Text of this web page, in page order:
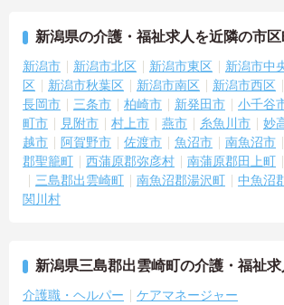
新潟県の介護・福祉求人を近隣の市
新潟市 新潟市北区 新潟市東区 新潟市中
区
新潟市秋葉区 新潟市南区 新潟市西区
長岡市
三条市 柏崎市 新発田市 小千谷
町市
見附市 村上市 燕市 糸魚川市 妙
越市
阿賀野市 佐渡市 魚沼市 南魚沼市
郡聖籠町
西蒲原郡弥彦村 南蒲原郡田上町
三島郡出雲崎町
南魚沼郡湯沢町 中魚沼
関川村
新潟県三島郡出雲崎町の介護・福祉
介護職・ヘルパー ケアマネージャー